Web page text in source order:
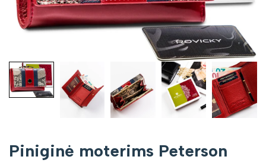
Piniginė moterims Peterson